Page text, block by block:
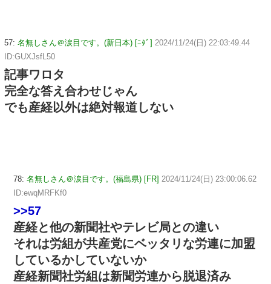
57: 名無しさん＠涙目です。(新日本) [ﾆﾀﾞ] 2024/11/24(日) 22:03:49.44
ID:GUXJsfL50
記事ワロタ
完全な答え合わせじゃん
でも産経以外は絶対報道しない
78: 名無しさん＠涙目です。(福島県) [FR] 2024/11/24(日) 23:00:06.62
ID:ewqMRFKf0
>>57
産経と他の新聞社やテレビ局との違い
それは労組が共産党にベッタリな労連に加盟
しているかしていないか
産経新聞社労組は新聞労連から脱退済み